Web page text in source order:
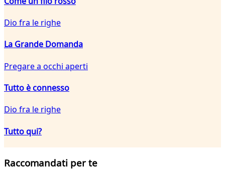
Dio fra le righe
La Grande Domanda
Pregare a occhi aperti
Tutto è connesso
Dio fra le righe
Tutto qui?
Raccomandati per te